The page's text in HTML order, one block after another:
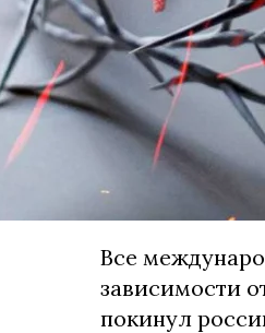
Все
зависимости
покинул